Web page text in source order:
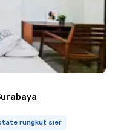
rungkut sier